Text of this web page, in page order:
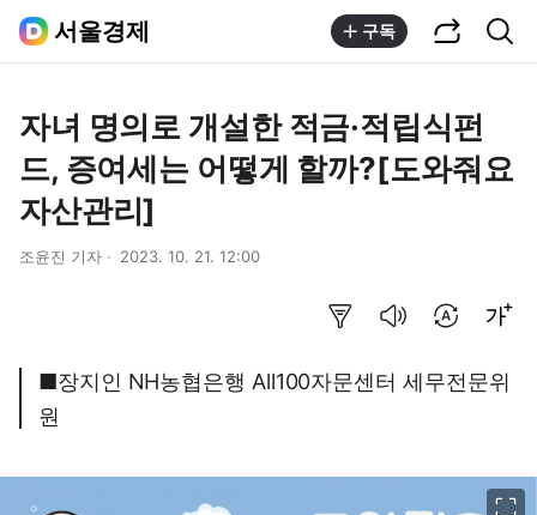
서울경제 구독
자녀 명의로 개설한 적금·적립식펀
드, 증여세는 어떻게 할까?[도와줘요
자산관리]
조윤진 기자 2023. 10. 21. 12:00
■장지인 NH농협은행 All100자문센터 세무전문위
원